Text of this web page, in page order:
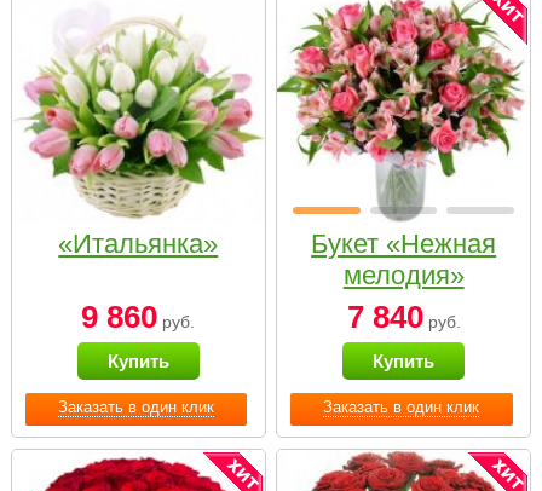
Заказать в один клик
«Итальянка»
9 860 руб.
Купить
Заказать в один клик
Букет «Нежная
мелодия»
7 840руб.
Купить